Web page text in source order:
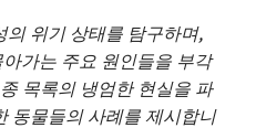
의 위기 상태를 탐구하며,
가는 주요 원인들을 부각
목록의 냉엄한 현실을 파
동물들의 사례를 제시합니